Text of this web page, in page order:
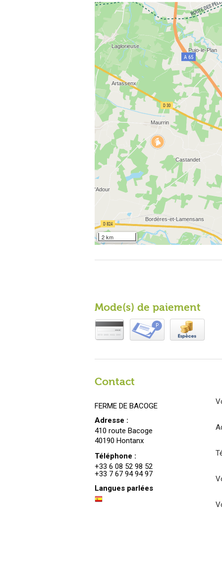
2 km
Mode(s) de paiement
Contact
FERME DE BACOGE
Adresse :
410 route Bacoge
40190 Hontanx
Téléphone :
+33 6 08 52 98 52
+33 7 67 94 94 97
Langues parlées